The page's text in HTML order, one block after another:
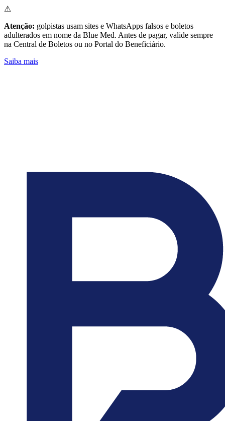
⚠
Atenção: golpistas usam sites e WhatsApps falsos e boletos
adulterados em nome da Blue Med. Antes de pagar, valide sempre
na Central de Boletos ou no Portal do Beneficiário.
Saiba mais